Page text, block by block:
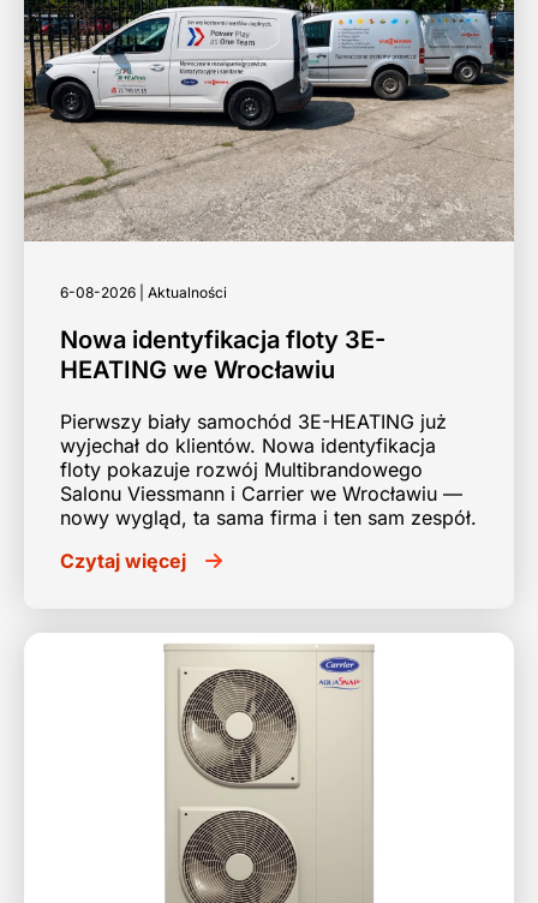
6-08-2026 | Aktualności
Nowa identyfikacja floty 3E-
HEATING we Wrocławiu
Pierwszy biały samochód 3E-HEATING już
wyjechał do klientów. Nowa identyfikacja
floty pokazuje rozwój Multibrandowego
Salonu Viessmann i Carrier we Wrocławiu —
nowy wygląd, ta sama firma i ten sam zespół.
Czytaj więcej